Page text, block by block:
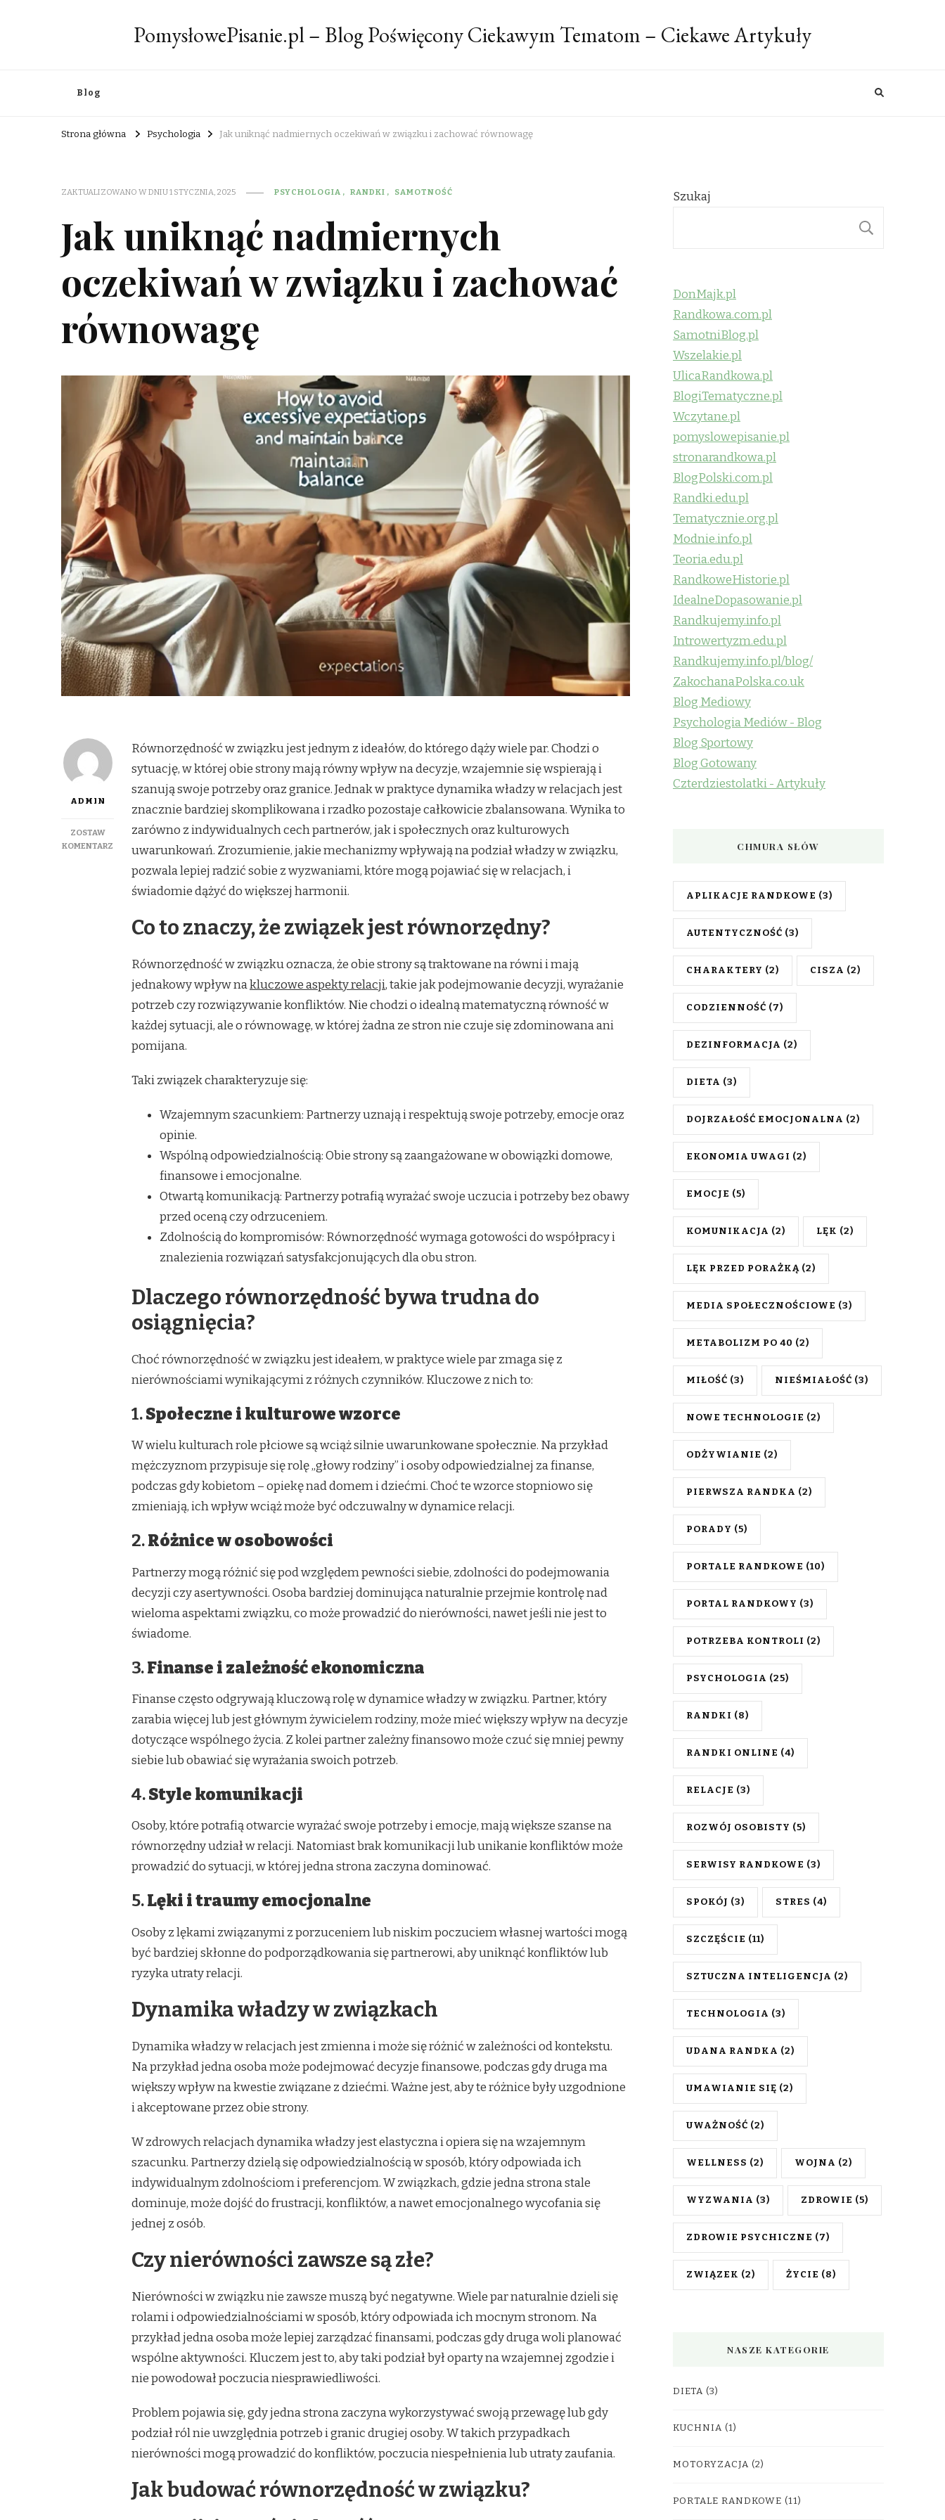
PomysłowePisanie.pl – Blog Poświęcony Ciekawym Tematom – Ciekawe Artykuły
Blog
Strona główna Psychologia Jak uniknąć nadmiernych oczekiwań w związku i zachować równowagę
ZAKTUALIZOWANO W DNIU1 STYCZNIA, 2025 PSYCHOLOGIA RANDKI SAMOTNOŚĆ
Jak uniknąć nadmiernych
oczekiwań w związku i zachować
równowagę
ADMIN
ZOSTAW
KOMENTARZ
UNIKNĄĆ
NADMIERNYCH
OCZEKIWAŃ
ZWIĄZKU
RÓWNOWAGĘ
Równorzędność w związku jest jednym z ideałów, do którego dąży wiele par. Chodzi o
sytuację, w której obie strony mają równy wpływ na decyzje, wzajemnie się wspierają i
szanują swoje potrzeby oraz granice. Jednak w praktyce dynamika władzy w relacjach jest
znacznie bardziej skomplikowana i rzadko pozostaje całkowicie zbalansowana. Wynika to
zarówno z indywidualnych cech partnerów, jak i społecznych oraz kulturowych
uwarunkowań. Zrozumienie, jakie mechanizmy wpływają na podział władzy w związku,
pozwala lepiej radzić sobie z wyzwaniami, które mogą pojawiać się w relacjach, i
świadomie dążyć do większej harmonii.
Co to znaczy, że związek jest równorzędny?
Równorzędność w związku oznacza, że obie strony są traktowane na równi i mają
jednakowy wpływ nakluczowe aspekty relacji, takie jak podejmowanie decyzji, wyrażanie
potrzeb czy rozwiązywanie konfliktów. Nie chodzi o idealną matematyczną równość w
każdej sytuacji, ale o równowagę, w której żadna ze stron nie czuje się zdominowana ani
pomijana.
Taki związek charakteryzuje się:
Wzajemnym szacunkiem: Partnerzy uznają i respektują swoje potrzeby, emocje oraz
opinie.
Wspólną odpowiedzialnością: Obie strony są zaangażowane w obowiązki domowe,
finansowe i emocjonalne.
Otwartą komunikacją: Partnerzy potrafią wyrażać swoje uczucia i potrzeby bez obawy
przed oceną czy odrzuceniem.
Zdolnością do kompromisów: Równorzędność wymaga gotowości do współpracy i
znalezienia rozwiązań satysfakcjonujących dla obu stron.
Dlaczego równorzędność bywa trudna do
osiągnięcia?
Choć równorzędność w związku jest ideałem, w praktyce wiele par zmaga się z
nierównościami wynikającymi z różnych czynników. Kluczowe z nich to:
1.Społeczne i kulturowe wzorce
W wielu kulturach role płciowe są wciąż silnie uwarunkowane społecznie. Na przykład
mężczyznom przypisuje się rolę „głowy rodziny” i osoby odpowiedzialnej za finanse,
podczas gdy kobietom – opiekę nad domem i dziećmi. Choć te wzorce stopniowo się
zmieniają, ich wpływ wciąż może być odczuwalny w dynamice relacji.
2.Różnice w osobowości
Partnerzy mogą różnić się pod względem pewności siebie, zdolności do podejmowania
decyzji czy asertywności. Osoba bardziej dominująca naturalnie przejmie kontrolę nad
wieloma aspektami związku, co może prowadzić do nierówności, nawet jeśli nie jest to
świadome.
3.Finanse i zależność ekonomiczna
Finanse często odgrywają kluczową rolę w dynamice władzy w związku. Partner, który
zarabia więcej lub jest głównym żywicielem rodziny, może mieć większy wpływ na decyzje
dotyczące wspólnego życia. Z kolei partner zależny finansowo może czuć się mniej pewny
siebie lub obawiać się wyrażania swoich potrzeb.
4.Style komunikacji
Osoby, które potrafią otwarcie wyrażać swoje potrzeby i emocje, mają większe szanse na
równorzędny udział w relacji. Natomiast brak komunikacji lub unikanie konfliktów może
prowadzić do sytuacji, w której jedna strona zaczyna dominować.
5.Lęki i traumy emocjonalne
Osoby z lękami związanymi z porzuceniem lub niskim poczuciem własnej wartości mogą
być bardziej skłonne do podporządkowania się partnerowi, aby uniknąć konfliktów lub
ryzyka utraty relacji.
Dynamika władzy w związkach
Dynamika władzy w relacjach jest zmienna i może się różnić w zależności od kontekstu.
Na przykład jedna osoba może podejmować decyzje finansowe, podczas gdy druga ma
większy wpływ na kwestie związane z dziećmi. Ważne jest, aby te różnice były uzgodnione
i akceptowane przez obie strony.
W zdrowych relacjach dynamika władzy jest elastyczna i opiera się na wzajemnym
szacunku. Partnerzy dzielą się odpowiedzialnością w sposób, który odpowiada ich
indywidualnym zdolnościom i preferencjom. W związkach, gdzie jedna strona stale
dominuje, może dojść do frustracji, konfliktów, a nawet emocjonalnego wycofania się
jednej z osób.
Czy nierówności zawsze są złe?
Nierówności w związku nie zawsze muszą być negatywne. Wiele par naturalnie dzieli się
rolami i odpowiedzialnościami w sposób, który odpowiada ich mocnym stronom. Na
przykład jedna osoba może lepiej zarządzać finansami, podczas gdy druga woli planować
wspólne aktywności. Kluczem jest to, aby taki podział był oparty na wzajemnej zgodzie i
nie powodował poczucia niesprawiedliwości.
Problem pojawia się, gdy jedna strona zaczyna wykorzystywać swoją przewagę lub gdy
podział ról nie uwzględnia potrzeb i granic drugiej osoby. W takich przypadkach
nierówności mogą prowadzić do konfliktów, poczucia niespełnienia lub utraty zaufania.
Jak budować równorzędność w związku?
Szukaj
DonMajk.pl
Randkowa.com.pl
SamotniBlog.pl
Wszelakie.pl
UlicaRandkowa.pl
BlogiTematyczne.pl
Wczytane.pl
pomyslowepisanie.pl
stronarandkowa.pl
BlogPolski.com.pl
Randki.edu.pl
Tematycznie.org.pl
Modnie.info.pl
Teoria.edu.pl
RandkoweHistorie.pl
IdealneDopasowanie.pl
Randkujemy.info.pl
Introwertyzm.edu.pl
Randkujemy.info.pl/blog/
ZakochanaPolska.co.uk
Blog Mediowy
Psychologia Mediów - Blog
Blog Sportowy
Blog Gotowany
Czterdziestolatki - Artykuły
CHMURA SŁÓW
APLIKACJE RANDKOWE (3)
AUTENTYCZNOŚĆ (3)
CHARAKTERY (2) CISZA (2)
CODZIENNOŚĆ (7)
DEZINFORMACJA (2)
DIETA (3)
DOJRZAŁOŚĆ EMOCJONALNA (2)
EKONOMIA UWAGI (2)
EMOCJE (5)
KOMUNIKACJA (2) LĘK (2)
LĘK PRZED PORAŻKĄ (2)
MEDIA SPOŁECZNOŚCIOWE (3)
METABOLIZM PO 40 (2)
MIŁOŚĆ (3) NIEŚMIAŁOŚĆ (3)
NOWE TECHNOLOGIE (2)
ODŻYWIANIE (2)
PIERWSZA RANDKA (2)
PORADY (5)
PORTALE RANDKOWE (10)
PORTAL RANDKOWY (3)
POTRZEBA KONTROLI (2)
PSYCHOLOGIA (25)
RANDKI (8)
RANDKI ONLINE (4)
RELACJE (3)
ROZWÓJ OSOBISTY (5)
SERWISY RANDKOWE (3)
SPOKÓJ (3) STRES (4)
SZCZĘŚCIE (11)
SZTUCZNA INTELIGENCJA (2)
TECHNOLOGIA (3)
UDANA RANDKA (2)
UMAWIANIE SIĘ (2)
UWAŻNOŚĆ (2)
WELLNESS (2) WOJNA (2)
WYZWANIA (3) ZDROWIE (5)
ZDROWIE PSYCHICZNE (7)
ZWIĄZEK (2) ŻYCIE (8)
NASZE KATEGORIE
DIETA (3)
KUCHNIA (1)
MOTORYZACJA (2)
PORTALE RANDKOWE (11)